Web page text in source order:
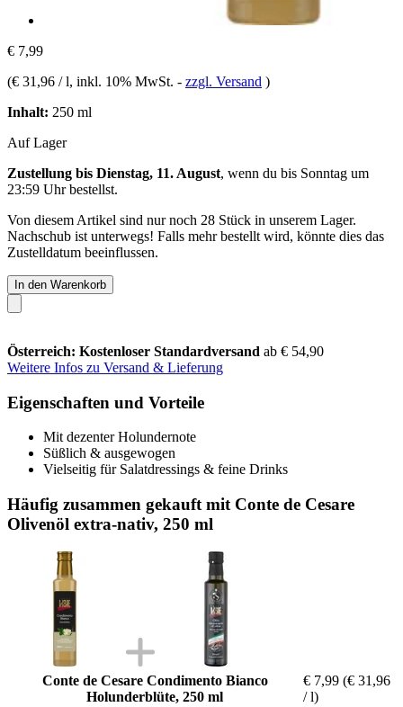
€ 7,99
(€ 31,96 / l, inkl. 10% MwSt. - zzgl. Versand )
Inhalt: 250 ml
Auf Lager
Zustellung bis Dienstag, 11. August, wenn du bis Sonntag um
23:59 Uhrbestellst.
Von diesem Artikel sind nur noch 28 Stück in unserem Lager.
Nachschub ist unterwegs! Falls mehr bestellt wird, könnte dies das
Zustelldatum beeinflussen.
In den Warenkorb
Österreich: Kostenloser Standardversand ab € 54,90
Weitere Infos zu Versand & Lieferung
Eigenschaften und Vorteile
Mit dezenter Holundernote
Süßlich & ausgewogen
Vielseitig für Salatdressings & feine Drinks
Häufig zusammen gekauft mit Conte de Cesare
Olivenöl extra-nativ, 250 ml
Conte de Cesare Condimento Bianco
Holunderblüte, 250 ml
€ 7,99 (€ 31,96
/ l)